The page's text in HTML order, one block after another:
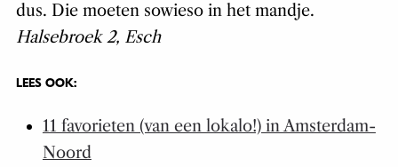
dus. Die moeten sowieso in het mandje.
Halsebroek 2, Esch
LEES OOK:
11 favorieten (van een lokalo!) in Amsterdam-
Noord